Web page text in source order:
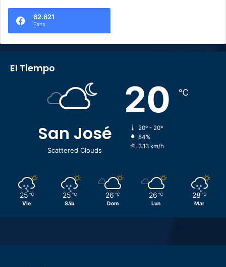
62.621
Fans
El Tiempo
San José
Scattered Clouds
20 ℃
20º - 20º
84%
3.13 km/h
25 ℃
Vie
25 ℃
Sáb
26 ℃
Dom
26 ℃
Lun
28 ℃
Mar